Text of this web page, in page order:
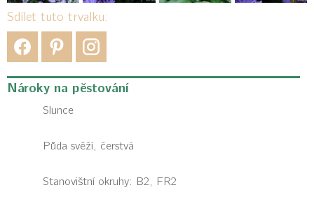
Sdílet tuto trvalku:
Nároky na pěstování
Slunce
Půda svěží, čerstvá
Stanovištní okruhy: B2, FR2